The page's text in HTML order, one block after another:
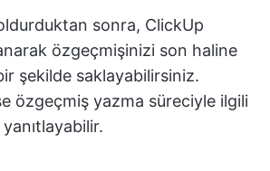
sonra, ClickUp
özgeçmişinizi son haline
şekilde saklayabilirsiniz.
özgeçmiş yazma süreciyle ilgili
yanıtlayabilir.